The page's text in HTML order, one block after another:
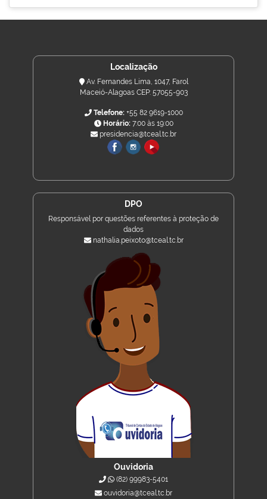
Localização
Av. Fernandes Lima, 1047, Farol
Maceió-Alagoas CEP: 57055-903
Telefone:+55 82 9619-1000
Horário:7:00 às 19:00
presidencia@tceal.tc.br
DPO
Responsável por questões referentes à proteção de
dados
nathalia.peixoto@tceal.tc.br
Ouvidoria
(82) 99983-5401
ouvidoria@tceal.tc.br